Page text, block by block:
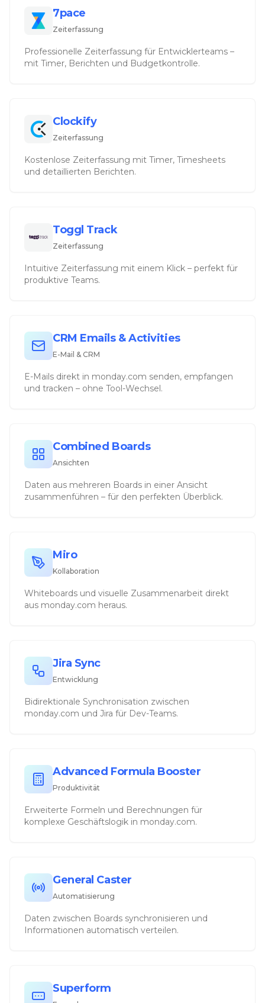
7pace
Zeiterfassung
Professionelle Zeiterfassung für Entwicklerteams –
mit Timer, Berichten und Budgetkontrolle.
Clockify
Zeiterfassung
Kostenlose Zeiterfassung mit Timer, Timesheets
und detaillierten Berichten.
Toggl Track
Zeiterfassung
Intuitive Zeiterfassung mit einem Klick – perfekt für
produktive Teams.
CRM Emails & Activities
E-Mail & CRM
E-Mails direkt in monday.com senden, empfangen
und tracken – ohne Tool-Wechsel.
Combined Boards
Ansichten
Daten aus mehreren Boards in einer Ansicht
zusammenführen – für den perfekten Überblick.
Miro
Kollaboration
Whiteboards und visuelle Zusammenarbeit direkt
aus monday.com heraus.
Jira Sync
Entwicklung
Bidirektionale Synchronisation zwischen
monday.com und Jira für Dev-Teams.
Advanced Formula Booster
Produktivität
Erweiterte Formeln und Berechnungen für
komplexe Geschäftslogik in monday.com.
General Caster
Automatisierung
Daten zwischen Boards synchronisieren und
Informationen automatisch verteilen.
Superform